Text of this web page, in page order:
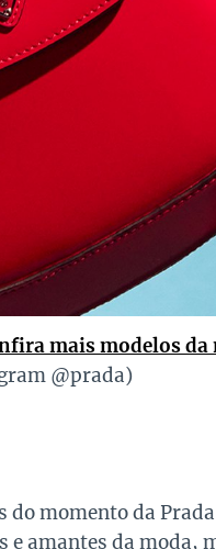
mais modelos da
@prada)
momento da
amantes da moda,